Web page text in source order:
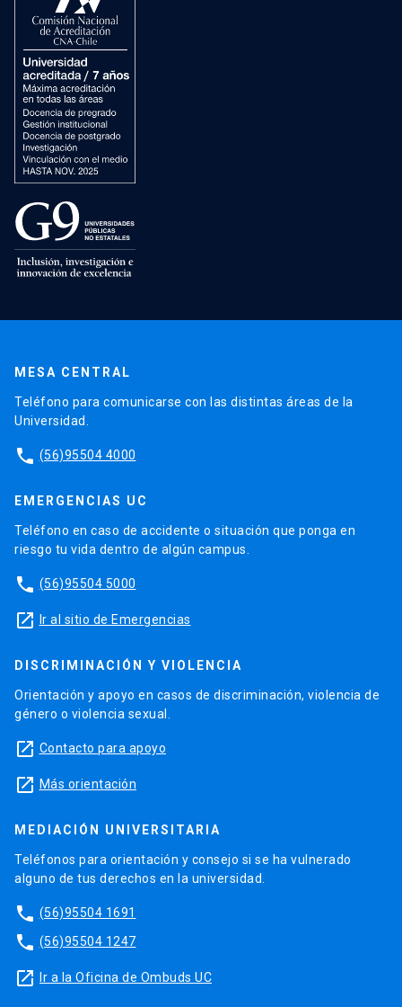
MESA CENTRAL
Teléfono para comunicarse con las distintas áreas de la
Universidad.
phone (56)95504 4000
EMERGENCIAS UC
Teléfono en caso de accidente o situación que ponga en
riesgo tu vida dentro de algún campus.
phone (56)95504 5000
launch Ir al sitio de Emergencias
DISCRIMINACIÓN Y VIOLENCIA
Orientación y apoyo en casos de discriminación, violencia de
género o violencia sexual.
launch Contacto para apoyo
launch Más orientación
MEDIACIÓN UNIVERSITARIA
Teléfonos para orientación y consejo si se ha vulnerado
alguno de tus derechos en la universidad.
phone (56)95504 1691
phone (56)95504 1247
launch Ir a la Oficina de Ombuds UC